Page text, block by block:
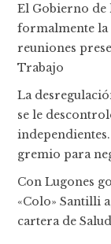
El Gobierno de
formalmente
reuniones
Trabajo
La
se le
gremio para
Con Lugones
«Colo» Santilli
cartera de Salud